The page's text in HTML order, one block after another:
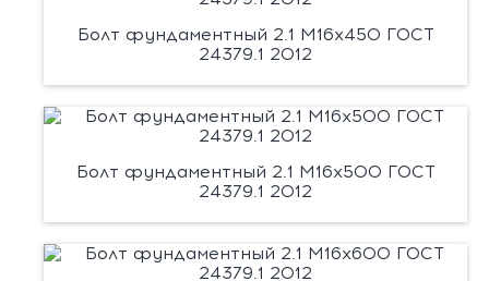
Болт фундаментный 2.1 М16х450 ГОСТ
24379.1 2012
Болт фундаментный 2.1 М16х500 ГОСТ
24379.1 2012